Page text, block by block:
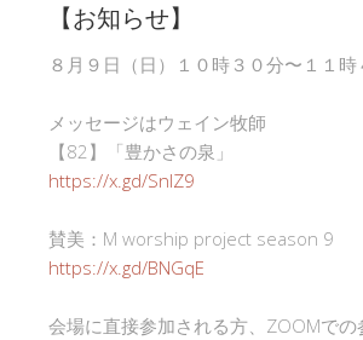
【お知らせ】
８月９日（日）１０時３０分〜１１
メッセージはウェイン牧師
【82】「豊かさの泉」
https://x.gd/SnlZ9
賛美：M worship project season 9
https://x.gd/BNGqE
会場に直接参加される方、ZOOMでの